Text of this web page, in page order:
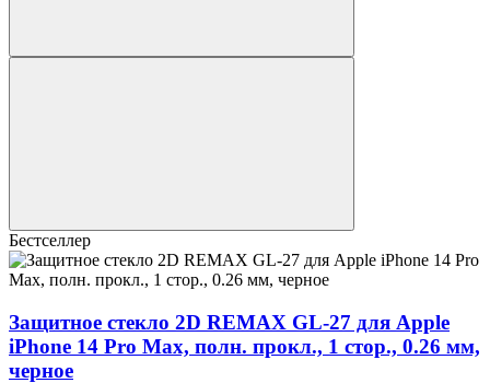
Бестселлер
Защитное стекло 2D REMAX GL-27 для Apple
iPhone 14 Pro Max, полн. прокл., 1 стор., 0.26 мм,
черное